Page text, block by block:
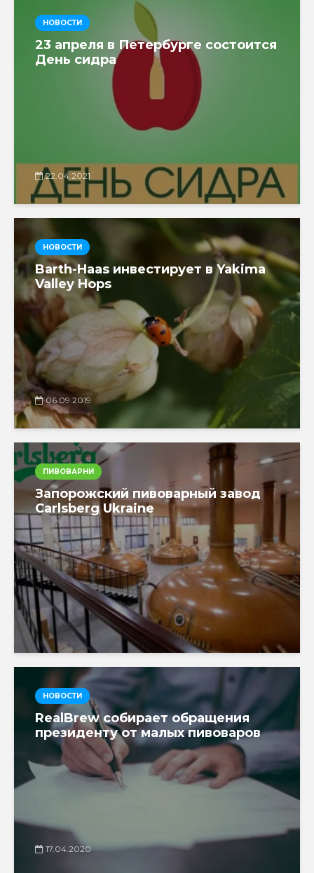
НОВОСТИ
23 апреля в Петербурге состоится
День сидра
22.04.2021
НОВОСТИ
Barth-Haas инвестирует в Yakima
Valley Hops
06.09.2019
ПИВОВАРНИ
Запорожский пивоварный завод
Carlsberg Ukraine
НОВОСТИ
RealBrew собирает обращения
президенту от малых пивоваров
17.04.2020